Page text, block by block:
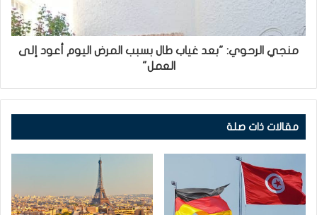
منجي الرحوي: "بعد غياب طال بسبب المرض اليوم أعود إلى
العمل"
مقالات ذات صلة